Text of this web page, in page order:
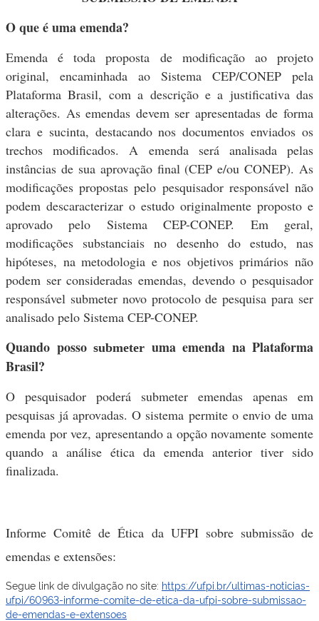
O que é uma emenda?
Emenda é toda proposta de modificação ao projeto
original, encaminhada ao Sistema CEP/CONEP pela
Plataforma Brasil, com a descrição e a justificativa das
alterações. As emendas devem ser apresentadas de forma
clara e sucinta, destacando nos documentos enviados os
trechos modificados. A emenda será analisada pelas
instâncias de sua aprovação final (CEP e/ou CONEP). As
modificações propostas pelo pesquisador responsável não
podem descaracterizar o estudo originalmente proposto e
aprovado pelo Sistema CEP-CONEP. Em geral,
modificações substanciais no desenho do estudo, nas
hipóteses, na metodologia e nos objetivos primários não
podem ser consideradas emendas, devendo o pesquisador
responsável submeter novo protocolo de pesquisa para ser
analisado pelo Sistema CEP-CONEP.
Quando posso submeter uma emenda na Plataforma
Brasil?
O pesquisador poderá submeter emendas apenas em
pesquisas já aprovadas. O sistema permite o envio de uma
emenda por vez, apresentando a opção novamente somente
quando a análise ética da emenda anterior tiver sido
finalizada.
Informe Comitê de Ética da UFPI sobre submissão de
emendas e extensões:
Segue link de divulgação no site: https://ufpi.br/ultimas-noticias-
ufpi/60963-informe-comite-de-etica-da-ufpi-sobre-submissao-
de-emendas-e-extensoes